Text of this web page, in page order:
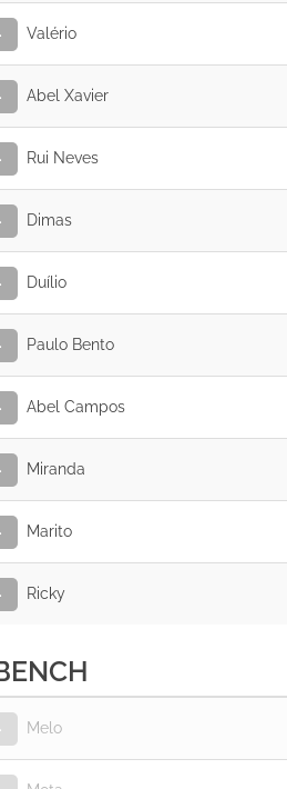
Valério
Abel Xavier
Rui Neves
Dimas
Duílio
Paulo Bento
Abel Campos
Miranda
Marito
Ricky
Melo